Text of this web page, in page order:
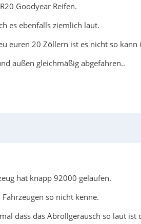
Goodyear Reifen.
es ebenfalls ziemlich laut.
euren 20 Zöllern ist es nicht so
außen gleichmäßig abgefahren..
hat knapp 92000 gelaufen.
so nicht kenne.
dass das Abrollgeräusch so laut ist